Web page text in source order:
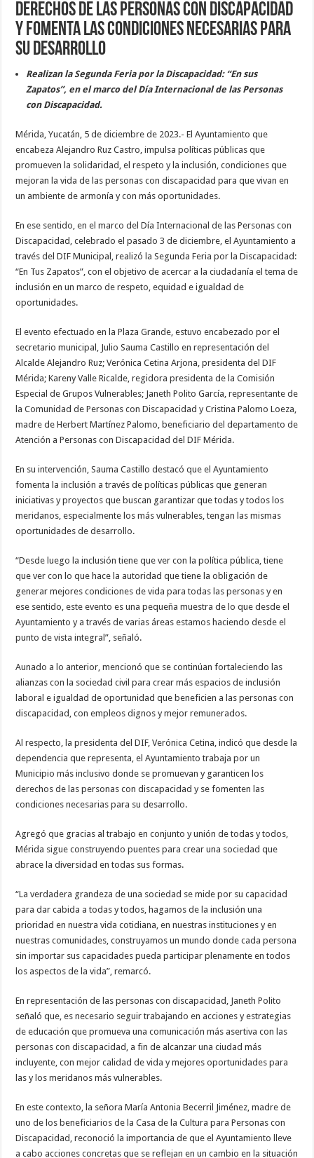
derechos de las personas con discapacidad
y fomenta las condiciones necesarias para
su desarrollo
Realizan la Segunda Feria por la Discapacidad: “En sus
Zapatos”, en el marco del Día Internacional de las Personas
con Discapacidad.
Mérida, Yucatán, 5 de diciembre de 2023.- El Ayuntamiento que
encabeza Alejandro Ruz Castro, impulsa políticas públicas que
promueven la solidaridad, el respeto y la inclusión, condiciones que
mejoran la vida de las personas con discapacidad para que vivan en
un ambiente de armonía y con más oportunidades.
En ese sentido, en el marco del Día Internacional de las Personas con
Discapacidad, celebrado el pasado 3 de diciembre, el Ayuntamiento a
través del DIF Municipal, realizó la Segunda Feria por la Discapacidad:
“En Tus Zapatos”, con el objetivo de acercar a la ciudadanía el tema de
inclusión en un marco de respeto, equidad e igualdad de
oportunidades.
El evento efectuado en la Plaza Grande, estuvo encabezado por el
secretario municipal, Julio Sauma Castillo en representación del
Alcalde Alejandro Ruz; Verónica Cetina Arjona, presidenta del DIF
Mérida; Kareny Valle Ricalde, regidora presidenta de la Comisión
Especial de Grupos Vulnerables; Janeth Polito García, representante de
la Comunidad de Personas con Discapacidad y Cristina Palomo Loeza,
madre de Herbert Martínez Palomo, beneficiario del departamento de
Atención a Personas con Discapacidad del DIF Mérida.
En su intervención, Sauma Castillo destacó que el Ayuntamiento
fomenta la inclusión a través de políticas públicas que generan
iniciativas y proyectos que buscan garantizar que todas y todos los
meridanos, especialmente los más vulnerables, tengan las mismas
oportunidades de desarrollo.
“Desde luego la inclusión tiene que ver con la política pública, tiene
que ver con lo que hace la autoridad que tiene la obligación de
generar mejores condiciones de vida para todas las personas y en
ese sentido, este evento es una pequeña muestra de lo que desde el
Ayuntamiento y a través de varias áreas estamos haciendo desde el
punto de vista integral”, señaló.
Aunado a lo anterior, mencionó que se continúan fortaleciendo las
alianzas con la sociedad civil para crear más espacios de inclusión
laboral e igualdad de oportunidad que beneficien a las personas con
discapacidad, con empleos dignos y mejor remunerados.
Al respecto, la presidenta del DIF, Verónica Cetina, indicó que desde la
dependencia que representa, el Ayuntamiento trabaja por un
Municipio más inclusivo donde se promuevan y garanticen los
derechos de las personas con discapacidad y se fomenten las
condiciones necesarias para su desarrollo.
Agregó que gracias al trabajo en conjunto y unión de todas y todos,
Mérida sigue construyendo puentes para crear una sociedad que
abrace la diversidad en todas sus formas.
“La verdadera grandeza de una sociedad se mide por su capacidad
para dar cabida a todas y todos, hagamos de la inclusión una
prioridad en nuestra vida cotidiana, en nuestras instituciones y en
nuestras comunidades, construyamos un mundo donde cada persona
sin importar sus capacidades pueda participar plenamente en todos
los aspectos de la vida”, remarcó.
En representación de las personas con discapacidad, Janeth Polito
señaló que, es necesario seguir trabajando en acciones y estrategias
de educación que promueva una comunicación más asertiva con las
personas con discapacidad, a fin de alcanzar una ciudad más
incluyente, con mejor calidad de vida y mejores oportunidades para
las y los meridanos más vulnerables.
En este contexto, la señora María Antonia Becerril Jiménez, madre de
uno de los beneficiarios de la Casa de la Cultura para Personas con
Discapacidad, reconoció la importancia de que el Ayuntamiento lleve
a cabo acciones concretas que se reflejan en un cambio en la situación